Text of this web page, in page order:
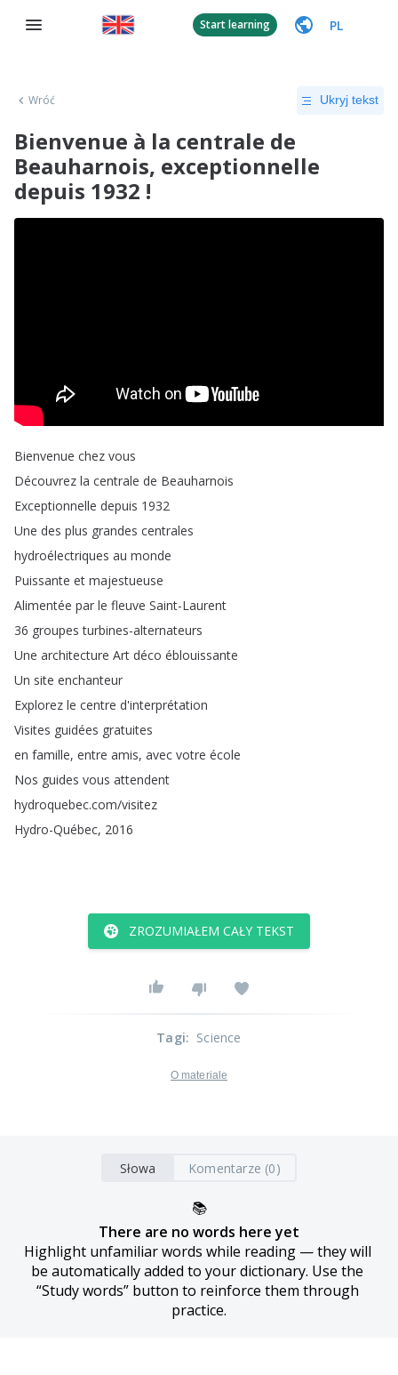
Start learning PL
Wróć Ukryj tekst
Bienvenue à la centrale de
Beauharnois, exceptionnelle
depuis 1932 !
Bienvenue chez vous
Découvrez la centrale de Beauharnois
Exceptionnelle depuis 1932
Une des plus grandes centrales
hydroélectriques au monde
Puissante et majestueuse
Alimentée par le fleuve Saint-Laurent
36 groupes turbines-alternateurs
Une architecture Art déco éblouissante
Un site enchanteur
Explorez le centre d'interprétation
Visites guidées gratuites
en famille, entre amis, avec votre école
Nos guides vous attendent
hydroquebec.com/visitez
Hydro-Québec, 2016
ZROZUMIAŁEM CAŁY TEKST
Tagi: Science
O materiale
Słowa Komentarze (0)
📚
There are no words here yet
Highlight unfamiliar words while reading — they will
be automatically added to your dictionary. Use the
“Study words” button to reinforce them through
practice.